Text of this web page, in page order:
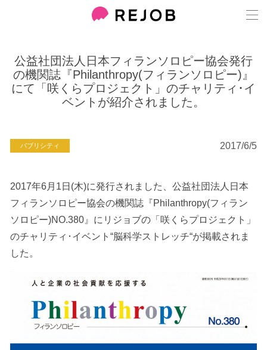
公益社団法人日本フィランソロピー協会発行
の機関誌『Philanthropy(フィランソロピー)』
にて「咲くらプロジェクト」のチャリティ･イ
ベントが紹介されました。
パブリシティ 2017/6/5
2017年6月1日(木)に発行されました、公益社団法人日本
フィランソロピー協会の機関誌『Philanthropy(フィラン
ソロピー)NO.380』にリジョブの「咲くらプロジェクト」
のチャリティ･イベント“脳科学ストレッチ“が掲載されま
した。